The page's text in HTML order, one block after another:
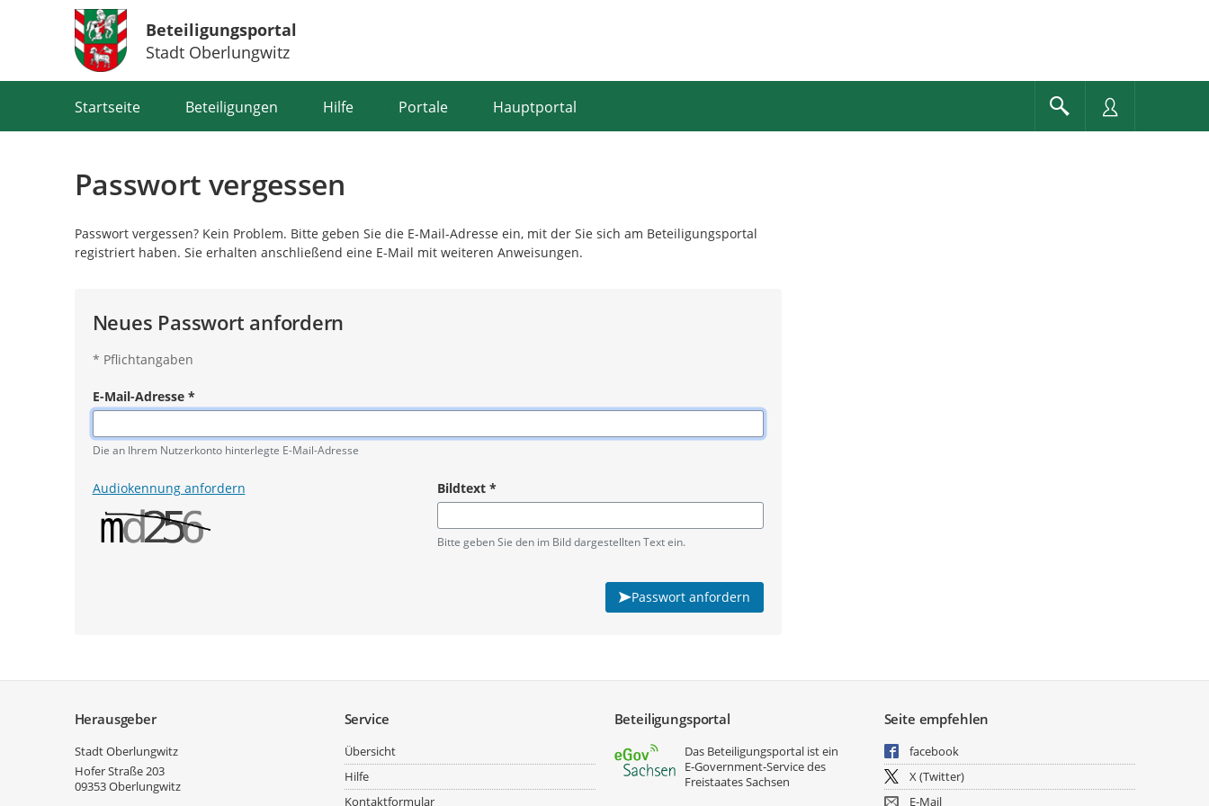
Beteiligungsportal
Stadt Oberlungwitz
Startseite Beteiligungen Hilfe Portale Hauptportal
Passwort vergessen
Passwort vergessen? Kein Problem. Bitte geben Sie die E-Mail-Adresse ein, mit der Sie sich am Beteiligungsportal
registriert haben. Sie erhalten anschließend eine E-Mail mit weiteren Anweisungen.
Neues Passwort anfordern
* Pflichtangaben
E-Mail-Adresse*
Pflichtangabe
Die an Ihrem Nutzerkonto hinterlegte E-Mail-Adresse
Audiokennung anfordern Bildtext *
Pflichtangabe
Bitte geben Sie den im Bild dargestellten Text ein.
Passwort anfordern
Herausgeber
Stadt Oberlungwitz
Hofer Straße 203
09353Oberlungwitz
Service
Übersicht
Hilfe
Kontaktformular
Beteiligungsportal
Das Beteiligungsportal ist ein
E‑Government-Service des
Freistaates Sachsen
Seite empfehlen
facebook
X (Twitter)
E-Mail